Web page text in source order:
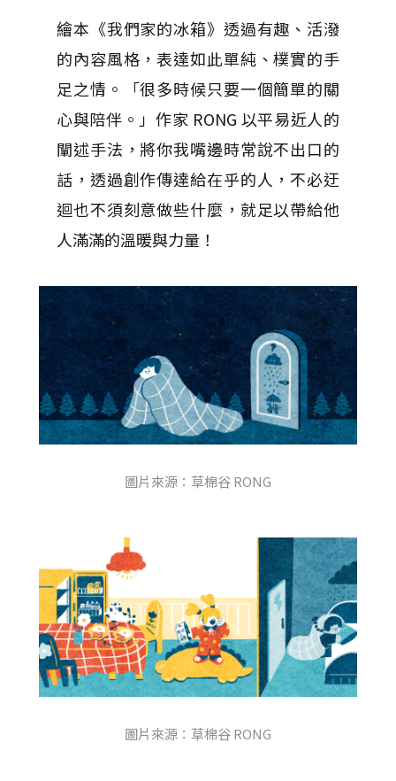
繪本《我們家的冰箱》透過有趣、活潑
的內容風格，表達如此單純、樸實的手
足之情。「很多時候只要一個簡單的關
心與陪伴。」作家 RONG 以平易近人的
闡述手法，將你我嘴邊時常說不出口的
話，透過創作傳達給在乎的人，不必迂
迴也不須刻意做些什麼，就足以帶給他
人滿滿的溫暖與力量！
圖片來源：草棉谷 RONG
圖片來源：草棉谷 RONG